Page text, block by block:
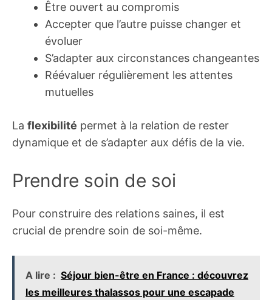
Être ouvert au compromis
Accepter que l’autre puisse changer et
évoluer
S’adapter aux circonstances changeantes
Réévaluer régulièrement les attentes
mutuelles
La flexibilité permet à la relation de rester
dynamique et de s’adapter aux défis de la vie.
Prendre soin de soi
Pour construire des relations saines, il est
crucial de prendre soin de soi-même.
A lire : Séjour bien-être en France : découvrez
les meilleures thalassos pour une escapade